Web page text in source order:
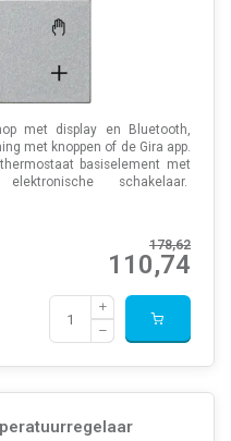
met display en Bluetooth,
met knoppen of de Gira app.
basiselement met
schakelaar.
178,62
110,74